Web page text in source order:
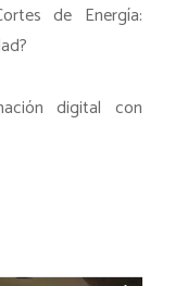
de Energía:
digital con